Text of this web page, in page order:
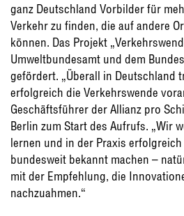
ganz Deutschland Vorbilder für
Verkehr zu finden, die auf andere
können. Das Projekt
Umweltbundesamt und dem
gefördert. „Überall in Deutschland
erfolgreich die Verkehrswende
Geschäftsführer der Allianz pro
Berlin zum Start des Aufrufs. „Wir
lernen und in der Praxis
bundesweit bekannt machen –
mit der Empfehlung, die
nachzuahmen.“